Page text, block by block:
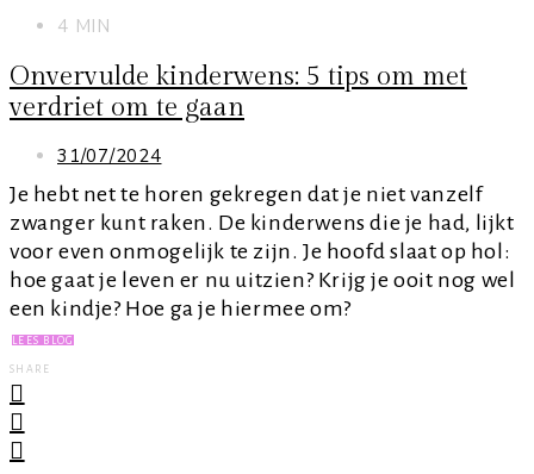
4 MIN
Onvervulde kinderwens: 5 tips om met
verdriet om te gaan
31/07/2024
Je hebt net te horen gekregen dat je niet vanzelf
zwanger kunt raken. De kinderwens die je had, lijkt
voor even onmogelijk te zijn. Je hoofd slaat op hol:
hoe gaat je leven er nu uitzien? Krijg je ooit nog wel
een kindje? Hoe ga je hiermee om?
LEES BLOG
SHARE